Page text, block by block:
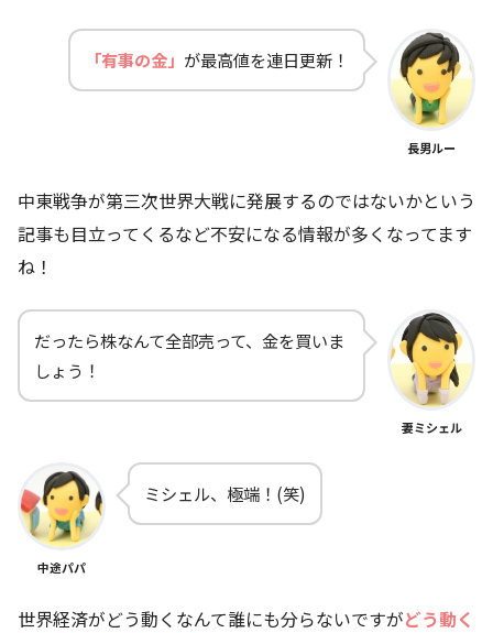
「有事の金」 が最高値を連日更新！
長男ルー
中東戦争が第三次世界大戦に発展するのではないかという
記事も目立ってくるなど不安になる情報が多くなってます
ね！
だったら株なんて全部売って、金を買いま
しょう！
妻ミシェル
中途パパ
ミシェル、極端！(笑)
世界経済がどう動くなんて誰にも分らないですがどう動く